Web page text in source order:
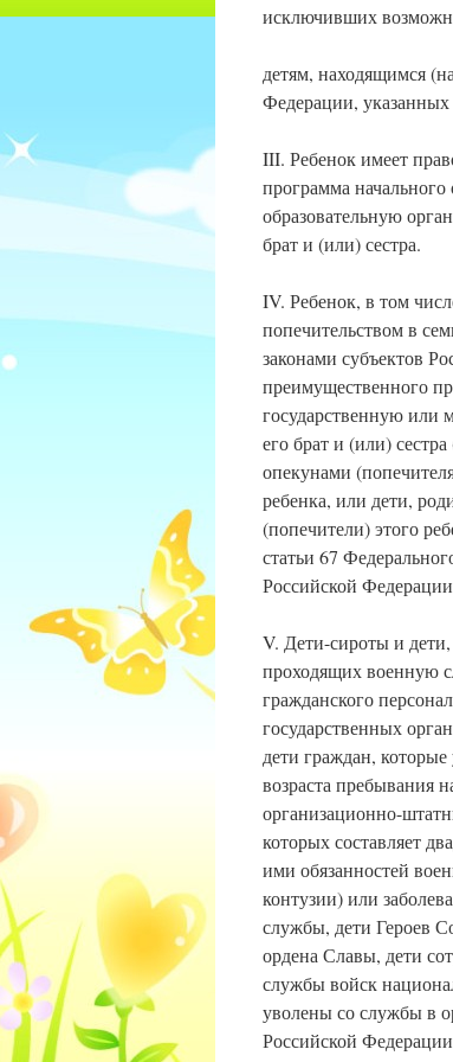
исключивших
детям, находящимся
Федерации,
III. Ребенок имеет
программа
образовательную
брат и (или) сестра.
IV. Ребенок, в том
попечительством в
законами субъектов
преимущественного
государственную или
его брат и (или)
опекунами
ребенка, или дети,
(попечители) этого
статьи 67
Российской
V. Дети-сироты и
проходящих военную
гражданского
государственных
дети граждан,
возраста пребывания
организационно-
которых составляет
ими обязанностей
контузии) или
службы, дети Героев
ордена Славы, дети
службы войск
уволены со службы в
Российской